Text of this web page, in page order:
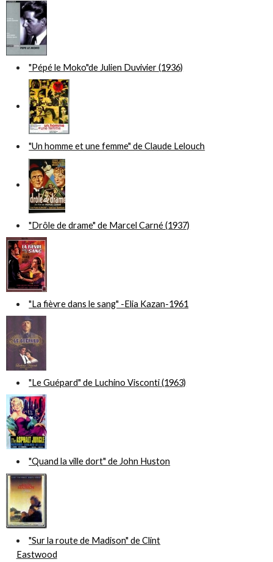
"Pépé le Moko"de Julien Duvivier (1936)
"Un homme et une femme" de Claude Lelouch
"Drôle de drame" de Marcel Carné (1937)
"La fièvre dans le sang" -Elia Kazan-1961
"Le Guépard" de Luchino Visconti (1963)
"Quand la ville dort" de John Huston
"Sur la route de Madison" de Clint
Eastwood